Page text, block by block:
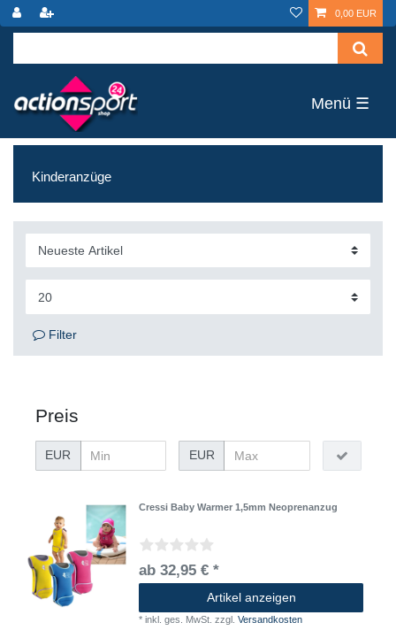
0,00 EUR
☰
Kinderanzüge
Filter
Preis
EUR EUR
Cressi Baby Warmer 1,5mm Neoprenanzug
ab 32,95 € *
Artikel anzeigen
*inkl. ges. MwSt. zzgl.Versandkosten